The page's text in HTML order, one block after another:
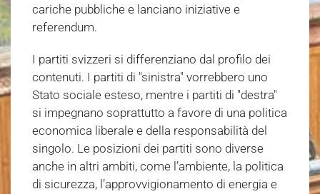
cariche pubbliche e lanciano iniziative e
referendum.
I partiti svizzeri si differenziano dal profilo dei
contenuti. I partiti di "sinistra" vorrebbero uno
Stato sociale esteso, mentre i partiti di "destra"
si impegnano soprattutto a favore di una politica
economica liberale e della responsabilità del
singolo. Le posizioni dei partiti sono diverse
anche in altri ambiti, come l’ambiente, la politica
di sicurezza, l’approvvigionamento di energia e